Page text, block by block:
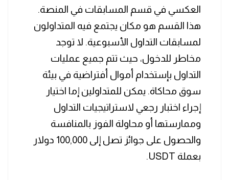
العكسي في قسم المسابقات في المنصة.
هذا القسم هو مكان يجتمع فيه المتداولون
لمسابقات التداول الأسبوعية. لا توجد
مخاطر للدخول، حيث تتم جميع عمليات
التداول بإستخدام أموال أفتراضية في بيئة
سوق محاكاة. يمكن للمتداولين إما اختيار
إجراء اختبار رجعي لاستراتيجيات التداول
وممارستها أو محاولة الفوز بالمنافسة
والحصول على جوائز تصل إلى 100,000 دولار
بعملة USDT.